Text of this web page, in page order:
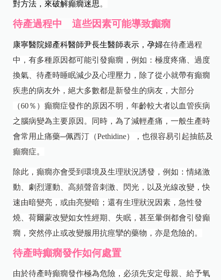
對方法，來破解癲癇迷思。
待產過程中 這些因素可能導致癲癇
康寧醫院婦產科醫師尹長生醫師表示，孕婦在待產過程
中，有多種原因都可能引發癲癇，例如：極度疼痛、過度
換氣、待產時睡眠減少及心理壓力，除了從小就帶有癲癇
疾患的病友外，絕大多數都是新發生的病友，大部分
（60％）癲癇症發作的原因不明，年齡較大者以血管疾病
之腦病變為主要原因。同時，為了減輕產痛，一般生產時
會常用止痛藥─佩西汀（Pethidine），也很容易引起抽筋及
癲癇症。
除此，癲癇亦會受到環境及生理狀況誘發，例如：情緒激
動、劇烈運動、高頻聲音刺激、閃光，以及光線改變，快
速由暗變亮，或由亮變暗；還有生理狀況因素，急性發
燒、荷爾蒙改變如女性經期、失眠，甚至暈倒都會引發癲
癇，突然停止或改變服用抗痙攣的藥物，亦是危險的。
待產時癲癇發作如何處置
由於待產時癲癇發作極為危險，必須先安定母親、給予氧